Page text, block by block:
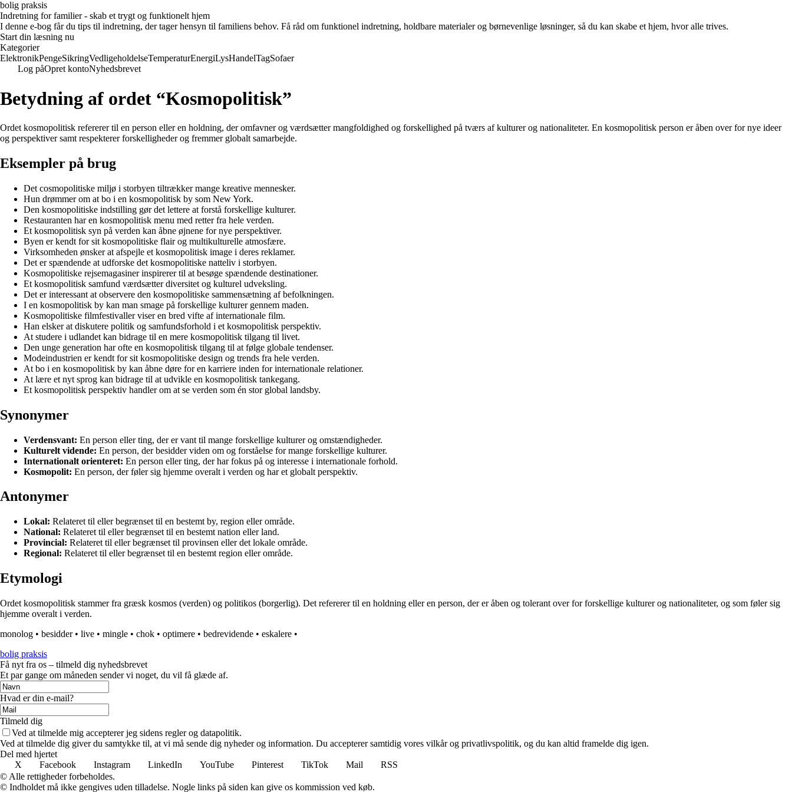
bolig praksis
Indretning for familier - skab et trygt og funktionelt hjem
I denne e-bog får du tips til indretning, der tager hensyn til familiens behov. Få råd om funktionel indretning, holdbare materialer og børnevenlige løsninger, så du kan skabe et hjem, hvor alle trives.
Start din læsning nu
Kategorier
ElektronikPengeSikringVedligeholdelseTemperaturEnergiLysHandelTagSofaer
Log påOpret kontoNyhedsbrevet
Betydning af ordet “Kosmopolitisk”
Ordet kosmopolitisk refererer til en person eller en holdning, der omfavner og værdsætter mangfoldighed og forskellighed på tværs af kulturer og nationaliteter. En kosmopolitisk person er åben over for nye ideer
og perspektiver samt respekterer forskelligheder og fremmer globalt samarbejde.
Eksempler på brug
Det cosmopolitiske miljø i storbyen tiltrækker mange kreative mennesker.
Hun drømmer om at bo i en kosmopolitisk by som New York.
Den kosmopolitiske indstilling gør det lettere at forstå forskellige kulturer.
Restauranten har en kosmopolitisk menu med retter fra hele verden.
Et kosmopolitisk syn på verden kan åbne øjnene for nye perspektiver.
Byen er kendt for sit kosmopolitiske flair og multikulturelle atmosfære.
Virksomheden ønsker at afspejle et kosmopolitisk image i deres reklamer.
Det er spændende at udforske det kosmopolitiske natteliv i storbyen.
Kosmopolitiske rejsemagasiner inspirerer til at besøge spændende destinationer.
Et kosmopolitisk samfund værdsætter diversitet og kulturel udveksling.
Det er interessant at observere den kosmopolitiske sammensætning af befolkningen.
I en kosmopolitisk by kan man smage på forskellige kulturer gennem maden.
Kosmopolitiske filmfestivaller viser en bred vifte af internationale film.
Han elsker at diskutere politik og samfundsforhold i et kosmopolitisk perspektiv.
At studere i udlandet kan bidrage til en mere kosmopolitisk tilgang til livet.
Den unge generation har ofte en kosmopolitisk tilgang til at følge globale tendenser.
Modeindustrien er kendt for sit kosmopolitiske design og trends fra hele verden.
At bo i en kosmopolitisk by kan åbne døre for en karriere inden for internationale relationer.
At lære et nyt sprog kan bidrage til at udvikle en kosmopolitisk tankegang.
Et kosmopolitisk perspektiv handler om at se verden som én stor global landsby.
Synonymer
Verdensvant: En person eller ting, der er vant til mange forskellige kulturer og omstændigheder.
Kulturelt vidende: En person, der besidder viden om og forståelse for mange forskellige kulturer.
Internationalt orienteret: En person eller ting, der har fokus på og interesse i internationale forhold.
Kosmopolit: En person, der føler sig hjemme overalt i verden og har et globalt perspektiv.
Antonymer
Lokal: Relateret til eller begrænset til en bestemt by, region eller område.
National: Relateret til eller begrænset til en bestemt nation eller land.
Provincial: Relateret til eller begrænset til provinsen eller det lokale område.
Regional: Relateret til eller begrænset til en bestemt region eller område.
Etymologi
Ordet kosmopolitisk stammer fra græsk kosmos (verden) og politikos (borgerlig). Det refererer til en holdning eller en person, der er åben og tolerant over for forskellige kulturer og nationaliteter, og som føler sig
hjemme overalt i verden.
monolog • besidder• live • mingle • chok • optimere • bedrevidende • eskalere •
bolig praksis
Få nyt fra os – tilmeld dig nyhedsbrevet
Et par gange om måneden sender vi noget, du vil få glæde af.
Hvad er din e-mail?
Tilmeld dig
Ved at tilmelde mig accepterer jeg sidens regler og datapolitik.
Ved at tilmelde dig giver du samtykke til, at vi må sende dig nyheder og information. Du accepterer samtidig vores vilkår og privatlivspolitik, og du kan altid framelde dig igen.
Del med hjertet
X
Facebook Instagram LinkedIn YouTube Pinterest TikTok Mail
RSS
© Alle rettigheder forbeholdes.
© Indholdet må ikke gengives uden tilladelse. Nogle links på siden kan give os kommission ved køb.